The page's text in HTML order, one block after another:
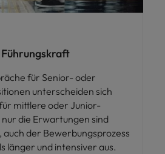
für Senior- oder
unterscheiden sich
mittlere oder Junior-
die Erwartungen sind
auch der Bewerbungsprozess
länger und intensiver aus.